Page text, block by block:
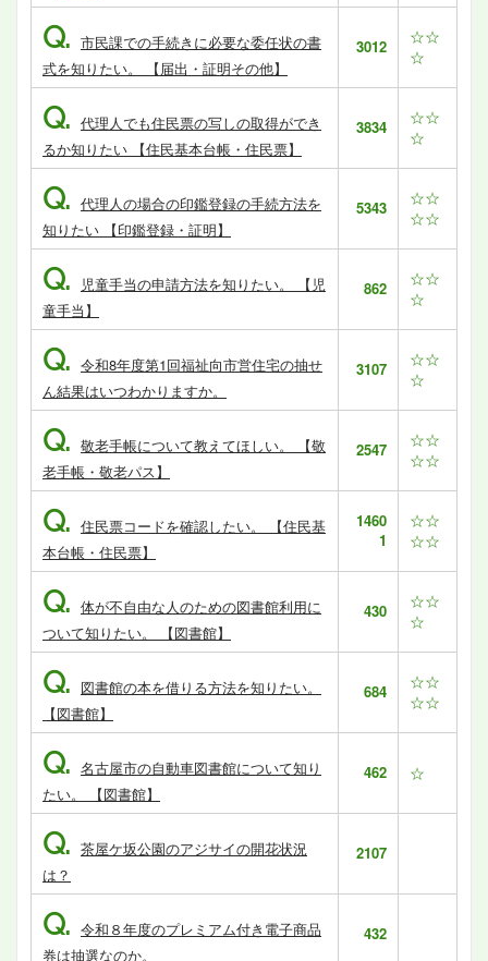
Q. 市民課での手続きに必要な委任状の書
式を知りたい。 【届出・証明その他】
3012
☆☆
☆
Q. 代理人でも住民票の写しの取得ができ
るか知りたい 【住民基本台帳・住民票】
3834
☆☆
☆
Q. 代理人の場合の印鑑登録の手続方法を
知りたい 【印鑑登録・証明】
5343
☆☆
☆☆
Q.
児童手当の申請方法を知りたい。 【児
童手当】
862
☆☆
☆
Q. 令和8年度第1回福祉向市営住宅の抽せ
ん結果はいつわかりますか。
3107
☆☆
☆
Q. 敬老手帳について教えてほしい。 【敬
老手帳・敬老パス】
2547
☆☆
☆☆
Q. 住民票コードを確認したい。 【住民基
本台帳・住民票】
1460
1
☆☆
☆☆
Q. 体が不自由な人のための図書館利用に
ついて知りたい。 【図書館】
430
☆☆
☆
Q. 図書館の本を借りる方法を知りたい。
【図書館】
684
☆☆
☆☆
Q. 名古屋市の自動車図書館について知り
たい。 【図書館】
462 ☆
Q. 茶屋ケ坂公園のアジサイの開花状況
は？
2107
Q. 令和８年度のプレミアム付き電子商品
券は抽選なのか。
432